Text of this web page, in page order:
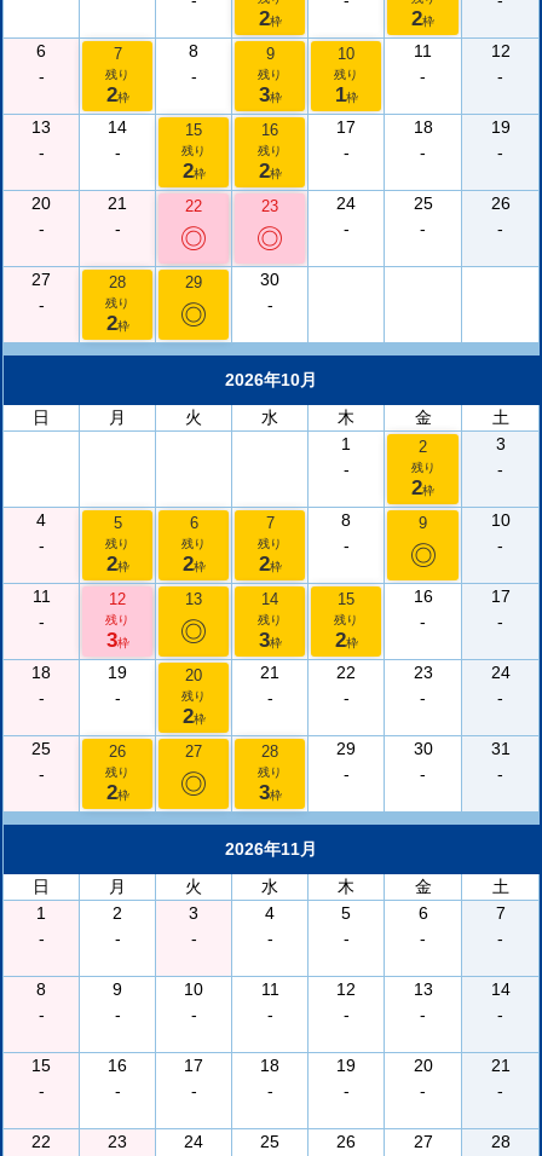
2枠 2枠
6
-
7
残り
2枠
8
-
9
残り
3枠
10
残り
1枠
11
-
12
-
13
-
14
-
15
残り
2枠
16
残り
2枠
17
-
18
-
19
-
20
-
21
-
22
◎
23
◎
24
-
25
-
26
-
27
-
28
残り
2枠
29
◎
30
-
2026年10月
日
月 火 水 木 金
土
1
-
2
残り
2枠
3
-
4
-
5
残り
2枠
6
残り
2枠
7
残り
2枠
8
-
9
◎
10
-
11
-
12
残り
3枠
13
◎
14
残り
3枠
15
残り
2枠
16
-
17
-
18
-
19
-
20
残り
2枠
21
-
22
-
23
-
24
-
25
-
26
残り
2枠
27
◎
28
残り
3枠
29
-
30
-
31
-
2026年11月
日
月 火 水 木 金
土
1
-
2
-
3
-
4
-
5
-
6
-
7
-
8
-
9
-
10
-
11
-
12
-
13
-
14
-
15
-
16
-
17
-
18
-
19
-
20
-
21
-
22
23
24
25
26
27
28